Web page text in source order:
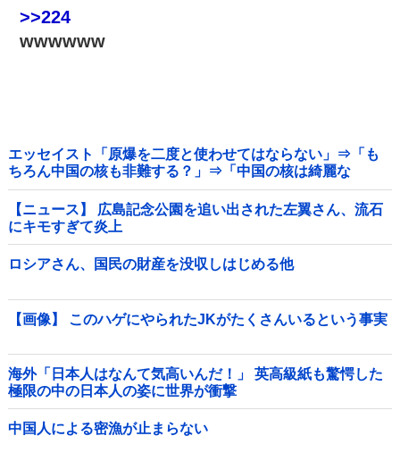
>>224
wwwwww
エッセイスト「原爆を二度と使わせてはならない」⇒「も
ちろん中国の核も非難する？」⇒「中国の核は綺麗な
核！」
【ニュース】 広島記念公園を追い出された左翼さん、流石
にキモすぎて炎上
ロシアさん、国民の財産を没収しはじめる他
【画像】 このハゲにやられたJKがたくさんいるという事実
海外「日本人はなんて気高いんだ！」 英高級紙も驚愕した
極限の中の日本人の姿に世界が衝撃
中国人による密漁が止まらない